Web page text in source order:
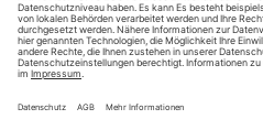
Unsere Partner